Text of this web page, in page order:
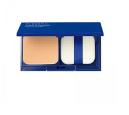
ピタッと密着。くずれ防止成分が
汗・水・皮脂をはじきながら、美容
成分がうるおいをキープ。Wの機能
でメイクをくずさずガードします。